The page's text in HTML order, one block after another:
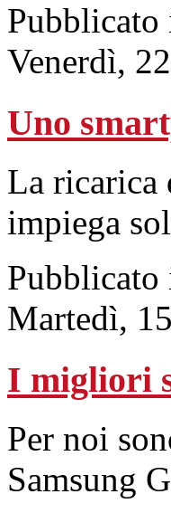
Pubblicato
Venerdì,
Uno
La ricarica
impiega
Pubblicato
Martedì,
I migliori
Per noi
Samsung